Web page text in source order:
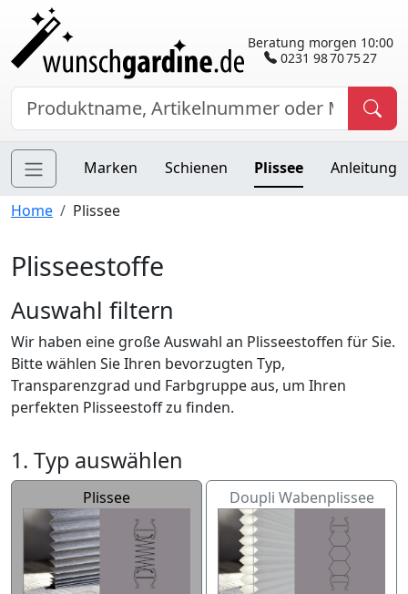
Beratung morgen 10:00
0231 98 70 75 27
Marken Schienen Plissee Anleitung
Home Plissee
Plisseestoffe
Auswahl filtern
Wir haben eine große Auswahl an Plisseestoffen für Sie.
Bitte wählen Sie Ihren bevorzugten Typ,
Transparenzgrad und Farbgruppe aus, um Ihren
perfekten Plisseestoff zu finden.
1. Typ auswählen
Plissee Doupli Wabenplissee